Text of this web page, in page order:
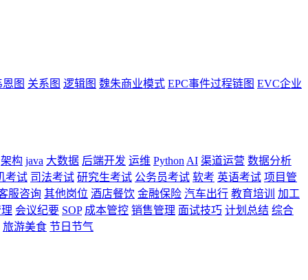
恩图 关系图 逻辑图 魏朱商业模式 EPC事件过程链图 EVC企业
架构 java 大数据 后端开发 运维 Python AI 渠道运营 数据分析
考试 司法考试 研究生考试 公务员考试 软考 英语考试 项目管
服咨询 其他岗位 酒店餐饮 金融保险 汽车出行 教育培训
加工
会议纪要 SOP 成本管控 销售管理 面试技巧 计划总结 综合
旅游美食 节日节气